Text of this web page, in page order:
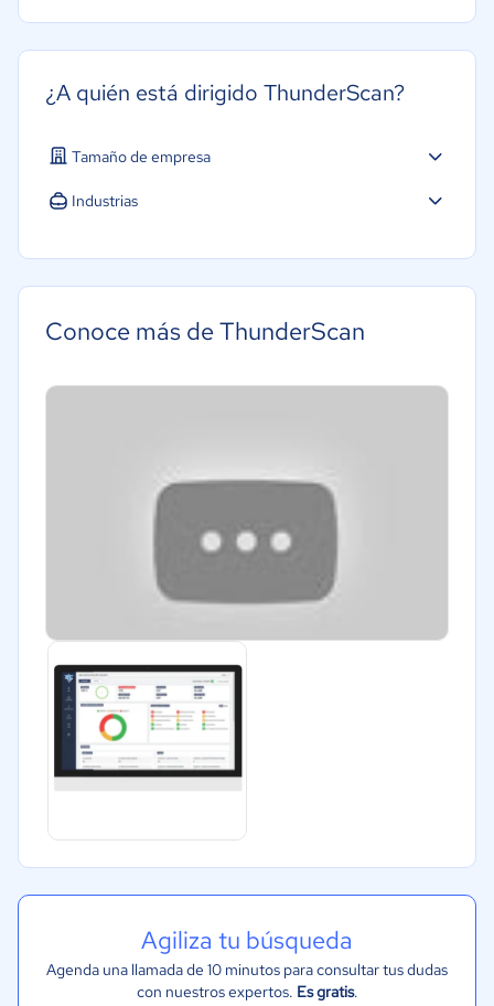
¿A quién está dirigido ThunderScan?
Tamaño de empresa
Industrias
Hotelería / Viajes
Farmacéutica
Software / TI
Financiera
Alimentaria
Salud
Manufactura
Gobierno
Conoce más de ThunderScan
Agiliza tu búsqueda
Agenda una llamada de 10 minutos para consultar tus dudas
con nuestros expertos. Es gratis.